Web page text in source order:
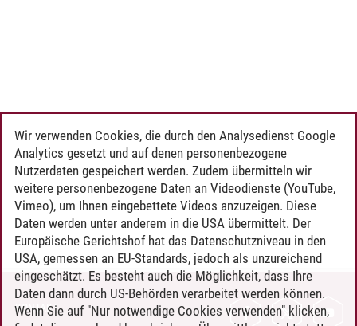
KONTAKT
Wir verwenden Cookies, die durch den Analysedienst Google
Analytics gesetzt und auf denen personenbezogene
Nutzerdaten gespeichert werden. Zudem übermitteln wir
weitere personenbezogene Daten an Videodienste (YouTube,
Vimeo), um Ihnen eingebettete Videos anzuzeigen. Diese
Daten werden unter anderem in die USA übermittelt. Der
Europäische Gerichtshof hat das Datenschutzniveau in den
USA, gemessen an EU-Standards, jedoch als unzureichend
eingeschätzt. Es besteht auch die Möglichkeit, dass Ihre
Daten dann durch US-Behörden verarbeitet werden können.
Wenn Sie auf "Nur notwendige Cookies verwenden" klicken,